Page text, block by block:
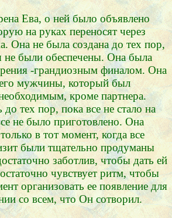
Ева, о ней было объявлено
на руках переносят через
Она не была создана до тех пор,
не были обеспечены. Она была
-грандиозным финалом. Она
мужчины, который был
кроме партнера.
тех пор, пока все не стало на
не было приготовлено. Она
в тот момент, когда все
были тщательно продуманы
заботлив, чтобы дать ей
чувствует ритм, чтобы
организовать ее появление для
со всем, что Он сотворил.